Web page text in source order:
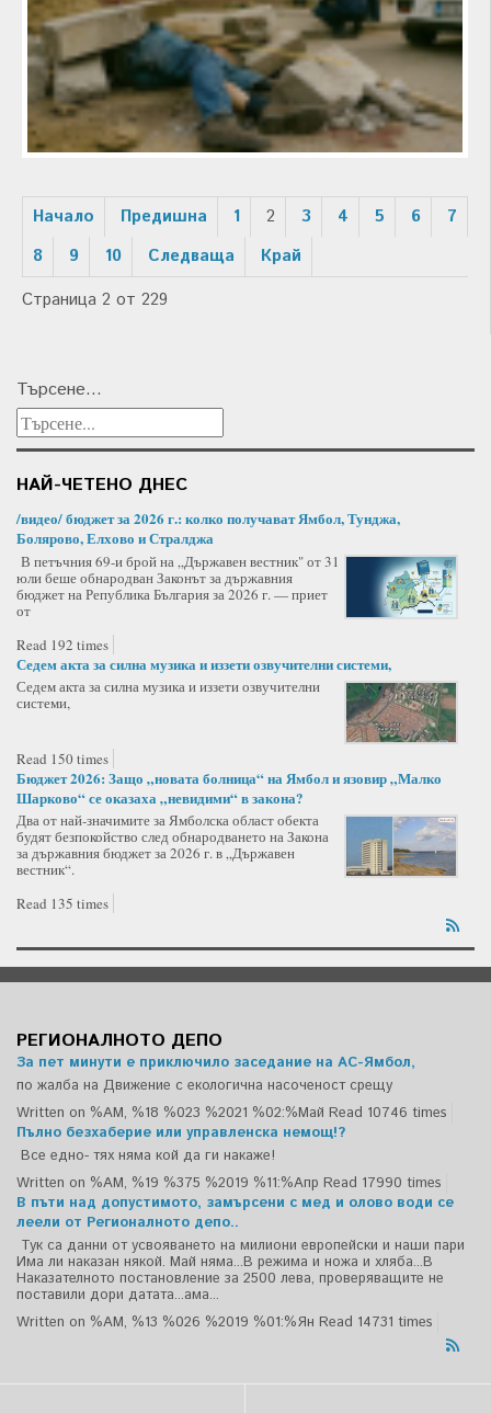
Начало Предишна 1 2 3 4 5 6
7
8
9 10 Следваща
Край
Страница 2 от 229
Търсене...
НАЙ-ЧЕТЕНО ДНЕС
/видео/ бюджет за 2026 г.: колко получават Ямбол, Тунджа,
Болярово, Елхово и Стралджа
В петъчния 69-и брой на „Държавен вестник" от 31
юли беше обнародван Законът за държавния
бюджет на Република България за 2026 г. — приет
от
Read 192 times
Седем акта за силна музика и иззети озвучителни системи,
Седем акта за силна музика и иззети озвучителни
системи,
Read 150 times
Бюджет 2026: Защо „новата болница“ на Ямбол и язовир „Малко
Шарково“ се оказаха „невидими“ в закона?
Два от най-значимите за Ямболска област обекта
будят безпокойство след обнародването на Закона
за държавния бюджет за 2026 г. в „Държавен
вестник“.
Read 135 times
РЕГИОНАЛНОТО ДЕПО
За пет минути е приключило заседание на АС-Ямбол,
по жалба на Движение с екологична насоченост срещу
Written on %AM, %18 %023 %2021 %02:%Май Read 10746 times
Пълно безхаберие или управленска немощ!?
Все едно- тях няма кой да ги накаже!
Written on %AM, %19 %375 %2019 %11:%Апр Read 17990 times
В пъти над допустимото, замърсени с мед и олово води се
леели от Регионалното депо..
Тук са данни от усвояването на милиони европейски и наши пари
Има ли наказан някой. Май няма...В режима и ножа и хляба...В
Наказателното постановление за 2500 лева, проверяващите не
поставили дори датата...ама...
Written on %AM, %13 %026 %2019 %01:%Ян Read 14731 times